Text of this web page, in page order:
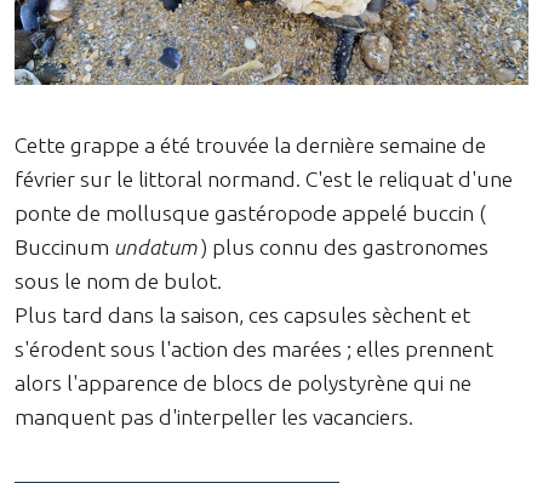
Cette grappe a été trouvée la dernière semaine de
février sur le littoral normand. C'est le reliquat d'une
ponte de mollusque gastéropode appelé buccin (
Buccinum undatum) plus connu des gastronomes
sous le nom de bulot.
Plus tard dans la saison, ces capsules sèchent et
s'érodent sous l'action des marées ; elles prennent
alors l'apparence de blocs de polystyrène qui ne
manquent pas d'interpeller les vacanciers.